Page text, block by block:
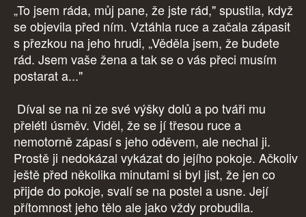
„To jsem ráda, můj pane, že jste rád," spustila, když
se objevila před ním. Vztáhla ruce a začala zápasit
s přezkou na jeho hrudi, „Věděla jsem, že budete
rád. Jsem vaše žena a tak se o vás přeci musím
postarat a..."
Díval se na ni ze své výšky dolů a po tváři mu
přelétl úsměv. Viděl, že se jí třesou ruce a
nemotorně zápasí s jeho oděvem, ale nechal ji.
Prostě ji nedokázal vykázat do jejího pokoje. Ačkoliv
ještě před několika minutami si byl jist, že jen co
přijde do pokoje, svalí se na postel a usne. Její
přítomnost jeho tělo ale jako vždy probudila.